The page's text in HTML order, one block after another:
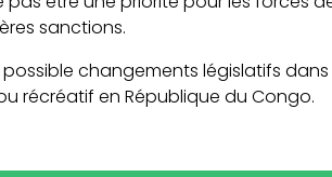
sanctions.
changements législatifs
récréatif en République du Congo.